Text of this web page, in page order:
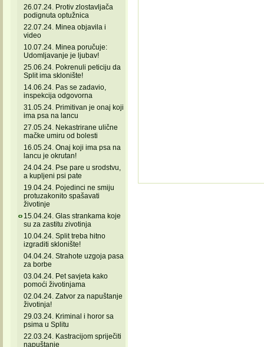
26.07.24. Protiv zlostavljača
podignuta optužnica
22.07.24. Minea objavila i
video
10.07.24. Minea poručuje:
Udomljavanje je ljubav!
25.06.24. Pokrenuli peticiju da
Split ima sklonište!
14.06.24. Pas se zadavio,
inspekcija odgovorna
31.05.24. Primitivan je onaj koji
ima psa na lancu
27.05.24. Nekastrirane ulične
mačke umiru od bolesti
16.05.24. Onaj koji ima psa na
lancu je okrutan!
24.04.24. Pse pare u srodstvu,
a kupljeni psi pate
19.04.24. Pojedinci ne smiju
protuzakonito spašavati
životinje
15.04.24. Glas strankama koje
su za zastitu zivotinja
10.04.24. Split treba hitno
izgraditi sklonište!
04.04.24. Strahote uzgoja pasa
za borbe
03.04.24. Pet savjeta kako
pomoći životinjama
02.04.24. Zatvor za napuštanje
životinja!
29.03.24. Kriminal i horor sa
psima u Splitu
22.03.24. Kastracijom spriječiti
napuštanje